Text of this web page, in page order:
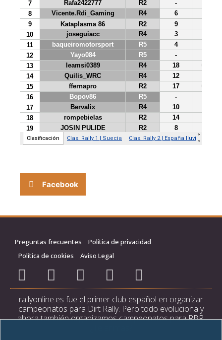
Facebook
Preguntas frecuentes
Política de privacidad
Política de cookies
Aviso Legal
rallyonline.es fue el primer club español en organizar
campeonatos para Dirt Rally. Pero todo evoluciona y
ahora también organizamos campeonatos para RBR.